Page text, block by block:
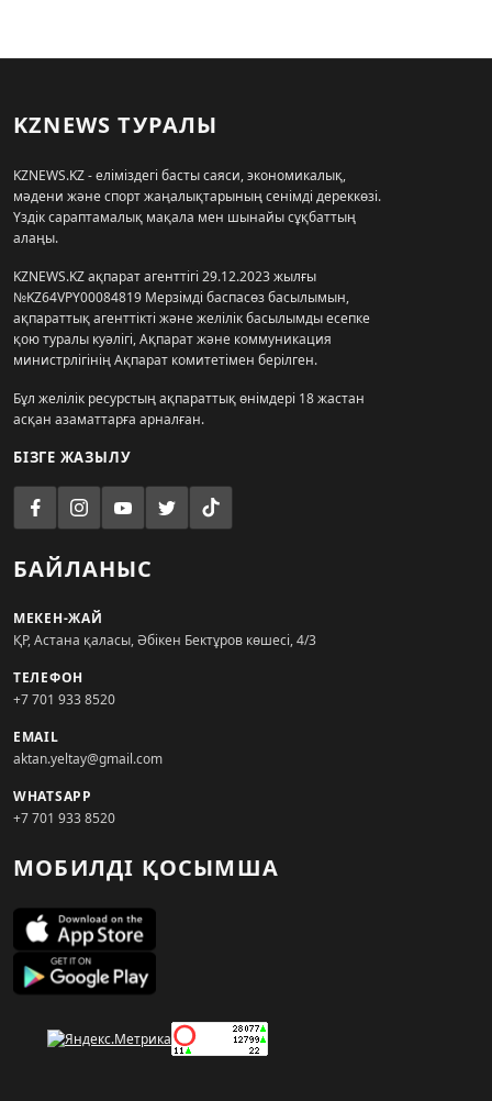
KZNEWS ТУРАЛЫ
KZNEWS.KZ - еліміздегі басты саяси, экономикалық,
мәдени және спорт жаңалықтарының сенімді дереккөзі.
Үздік сараптамалық мақала мен шынайы сұқбаттың
алаңы.
KZNEWS.KZ ақпарат агенттігі 29.12.2023 жылғы
№KZ64VPY00084819 Мерзімді баспасөз басылымын,
ақпараттық агенттікті және желілік басылымды есепке
қою туралы куәлігі, Ақпарат және коммуникация
министрлігінің Ақпарат комитетімен берілген.
Бұл желілік ресурстың ақпараттық өнімдері 18 жастан
асқан азаматтарға арналған.
БІЗГЕ ЖАЗЫЛУ
БАЙЛАНЫС
МЕКЕН-ЖАЙ
ҚР, Астана қаласы, Әбікен Бектұров көшесі, 4/3
ТЕЛЕФОН
+7 701 933 8520
EMAIL
aktan.yeltay@gmail.com
WHATSAPP
+7 701 933 8520
МОБИЛДІ ҚОСЫМША